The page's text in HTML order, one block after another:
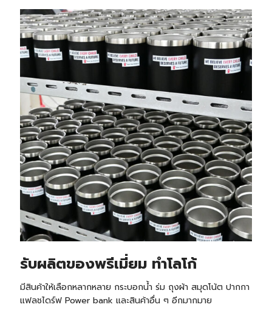
รับผลิตของพรีเมี่ยม ทำโลโก้
มีสินค้าให้เลือกหลากหลาย กระบอกน้ำ ร่ม ถุงผ้า สมุดโน้ต ปากกา
แฟลชไดร์ฟ Power bank และสินค้าอื่น ๆ อีกมากมาย